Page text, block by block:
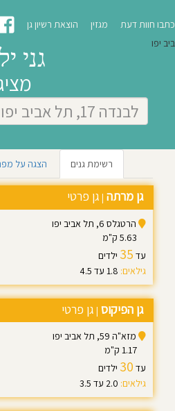
כתבו חוות דעת מגזין הוצאת רשיון גן
גני
מציג 36 גני ילדים
רשימת גנים הצגה על
גן מרתה | גן פרטי
הרטגלס 6, תל אביב יפו
5.63 ק"מ
עד 35 ילדים
גילאים: 1.8 עד 4.5
גן הפיקוס | גן פרטי
מזא"ה 59, תל אביב יפו
1.17 ק"מ
עד 30 ילדים
גילאים: 2.0 עד 3.5